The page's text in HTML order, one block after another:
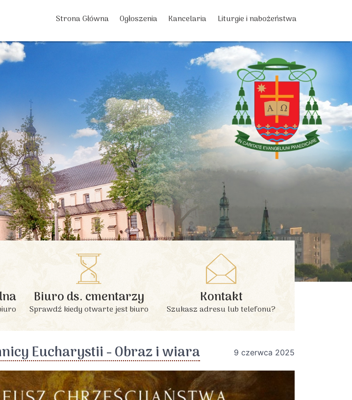
Strona Główna Ogłoszenia Kancelaria Liturgie i nabożeństwa
Biuro ds. cmentarzy
Sprawdź kiedy otwarte jest biuro
Kontakt
Szukasz adresu lub telefonu?
Eucharystii - Obraz i wiara 9 czerwca 2025